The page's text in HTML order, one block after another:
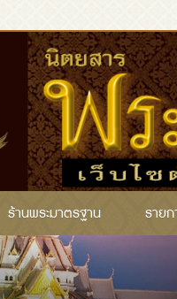
ร้านพระมาตรฐาน ราย